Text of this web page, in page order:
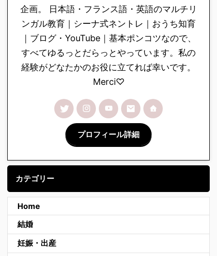
企画。 日本語・フランス語・英語のマルチリ
ンガル教育｜シーナ式ネントレ｜おうち知育
｜ブログ・YouTube｜基本ポンコツなので、
すべてゆるっとだらっとやっています。私の
経験がどなたかのお役に立てれば幸いです。
Merci♡
プロフィール詳細
カテゴリー
Home
結婚
妊娠・出産